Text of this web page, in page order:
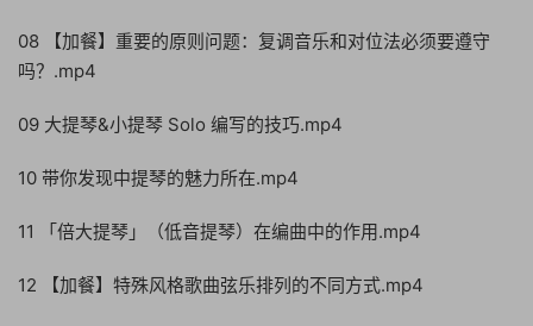
08 【加餐】重要的原则问题：复调音乐和对位法必须要遵守
吗？.mp4
09 大提琴&小提琴 Solo 编写的技巧.mp4
10 带你发现中提琴的魅力所在.mp4
11 「倍大提琴」（低音提琴）在编曲中的作用.mp4
12 【加餐】特殊风格歌曲弦乐排列的不同方式.mp4